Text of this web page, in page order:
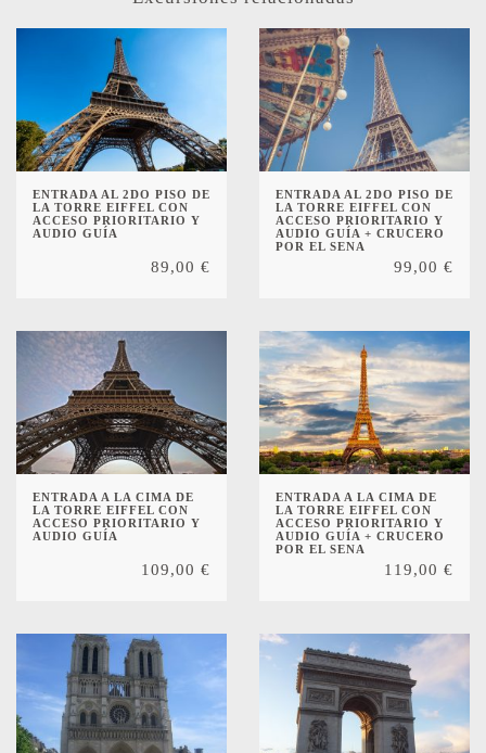
ENTRADA AL 2DO PISO DE
LA TORRE EIFFEL CON
ACCESO PRIORITARIO Y
AUDIO GUÍA
89,00 €
ENTRADA AL 2DO PISO DE
LA TORRE EIFFEL CON
ACCESO PRIORITARIO Y
AUDIO GUÍA + CRUCERO
POR EL SENA
99,00 €
ENTRADA A LA CIMA DE
LA TORRE EIFFEL CON
ACCESO PRIORITARIO Y
AUDIO GUÍA
109,00 €
ENTRADA A LA CIMA DE
LA TORRE EIFFEL CON
ACCESO PRIORITARIO Y
AUDIO GUÍA + CRUCERO
POR EL SENA
119,00 €